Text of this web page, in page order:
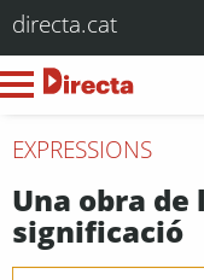
directa.cat
EXPRESSIONS
Una obra de
significació